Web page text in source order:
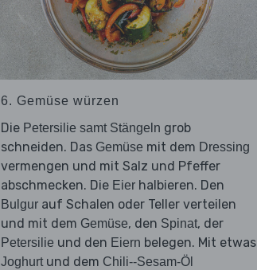
6. Gemüse würzen
Die Petersilie samt Stängeln grob
schneiden. Das Gemüse mit dem Dressing
vermengen und mit Salz und Pfeffer
abschmecken. Die Eier halbieren. Den
Bulgur auf Schalen oder Teller verteilen
und mit dem Gemüse, den Spinat, der
Petersilie und den Eiern belegen. Mit etwas
Joghurt und dem Chili--Sesam-Öl